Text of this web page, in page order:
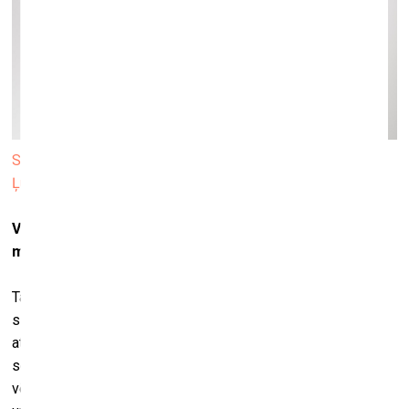
Skats no izstādes “Kad nomāc šaubas, dodies uz muzeju”
Ļubļanas Pilsētas muzejā. Foto: ⒸAndrej Peunik / MGML
Vai piekrītat, ka visai labajai mākslai vajadzētu nonākt
muzejā?
Tam varētu piekrist kā utopiskai idejai. Taču pastāvošajā
sistēmā tas nav iespējams. Daudzi mākslinieki jau tagad
atrodas ļoti nedrošās pozīcijās, un, ja mēs likvidētu privāto
sektoru, tā būtu vēl lielāka katastrofa. Domāju, ka mākslas
vēsture mums ir iemācījusi arī to, ka saistība starp mākslu